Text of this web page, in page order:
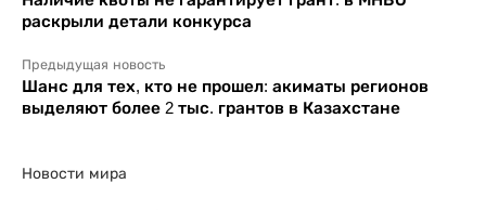
раскрыли детали конкурса
Предыдущая новость
Шанс для тех, кто не прошел: акиматы регионов
выделяют более 2 тыс. грантов в Казахстане
Новости мира